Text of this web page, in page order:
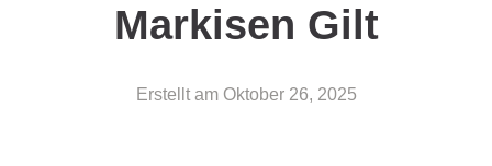
Markisen Gilt
Erstellt am Oktober 26, 2025